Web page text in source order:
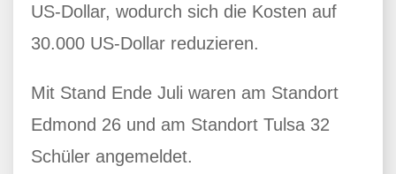
US-Dollar, wodurch sich die Kosten auf
30.000 US-Dollar reduzieren.
Mit Stand Ende Juli waren am Standort
Edmond 26 und am Standort Tulsa 32
Schüler angemeldet.